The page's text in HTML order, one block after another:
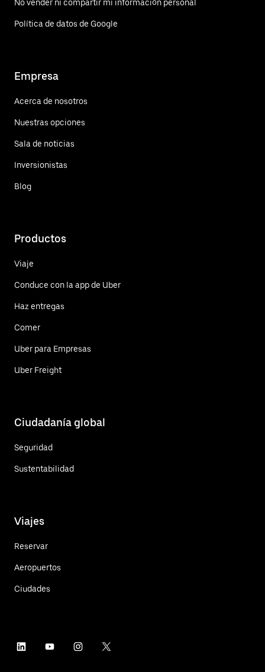
No vender ni compartir mi información personal
Política de datos de Google
Empresa
Acerca de nosotros
Nuestras opciones
Sala de noticias
Inversionistas
Blog
Productos
Viaje
Conduce con la app de Uber
Haz entregas
Comer
Uber para Empresas
Uber Freight
Ciudadanía global
Seguridad
Sustentabilidad
Viajes
Reservar
Aeropuertos
Ciudades